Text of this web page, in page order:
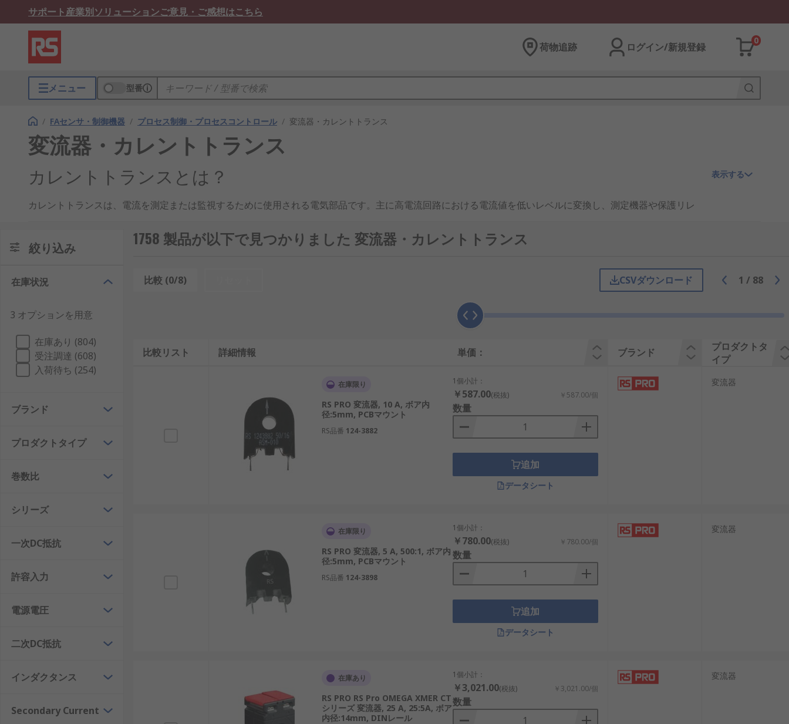
サポート産業別ソリューションご意見・ご感想はこちら
荷物追跡 ログイン/新規登録
0
メニュー 型番
/ FAセンサ・制御機器 / プロセス制御・プロセスコントロール / 変流器・カレントトランス
変流器・カレントトランス
カレントトランスとは？
カレントトランスは、電流を測定または監視するために使用される電気部品です。主に高電流回路における電流値を低いレベルに変換し、測定機器や保護リレ
カレントトランスの仕組み
カレントトランスは、一次側に流れる電流を磁気的に感知し、二次側で比例した低電流に変換します。これにより、安全に高電流を監視でき、機器の測定や制
カレントトランスの基本的な役割は、電力システムや工場設備において高電流を計測することです。直接大電流を測定するのは危険で困難なため、カレントト
ランスが電流を変換し、計測機器や制御装置に適した低電流として出力します。例えば、1kA カレントトランスは、1000Aの電流を安全に5Aや25mAに変換し、
メーターで簡単に読み取れるようにします。
さらに、電力監視やエネルギー管理システムで重要な役割を果たします。国内の再生可能エネルギー施設では、ソーラーパネルや風力発電機からの電流を正確
に監視し、効率的なエネルギー供給を維持するためにカレントトランスが用いられます。また、AIを用いた産業ロボットやIoTデバイスの保護にも役立ち、異常
な電流を検出してシステムを自動的に停止させることができます。
カレントトランスと電力トランスの違い
カレントトランスと電力トランスはどちらも変圧器の一種ですが、用途や構造に違いがあります。電力トランスは電圧や電流を変換して電力を送配電すること
が主目的です。これに対して、カレントトランスは計測や保護目的で電流を低レベルに変換します。
また、カレントトランスは高精度で直線的な電流変換が重視され、出力は通常5Aや50mAなどの低電流です。一方、電力トランスは数百kVA以上の大きな電力を
カレントトランスの種類
カレントトランスにはさまざまな種類があり、用途や設置方法によって選ばれます。
: ケーブルやバスバーを貫通させて電流を検出します。工場や発電設備で広く使用されます。
: 開閉可能な構造で、既設のケーブルに後付けできます。メンテナンスが容易です。
DINレール取付型
クランプメータ型
: 一時的な電流測定に便利で、現場での検査や試験に用いられます。
: 精密計測が必要なエネルギー監視システムに使用されます。
表示する
絞り込み
在庫状況
3 オプションを用意
在庫あり (804)
受注調達 (608)
入荷待ち (254)
ブランド
プロダクトタイプ
巻数比
シリーズ
一次DC抵抗
許容入力
電源電圧
二次DC抵抗
インダクタンス
Secondary Current
1758 製品が以下で見つかりました 変流器・カレントトランス
比較 (0/8) CSVダウンロード 1 / 88
比較リスト 詳細情報 単価： ブランド
プロダクトタ
イプ
在庫限り
RS PRO 変流器, 10 A, ボア内
径:5mm, PCBマウント
RS品番 124-3882
1個小計：
￥587.00(税抜) ￥587.00/個
数量
追加
データシート
変流器
在庫限り
RS PRO 変流器, 5 A, 500:1, ボア内
径:5mm, PCBマウント
RS品番 124-3898
1個小計：
￥780.00(税抜) ￥780.00/個
数量
追加
データシート
変流器
在庫あり
RS PRO RS Pro OMEGA XMER CT
シリーズ 変流器, 25 A, 25:5A, ボア
内径:14mm, DINレール
1個小計：
￥3,021.00(税抜) ￥3,021.00/個
数量
変流器